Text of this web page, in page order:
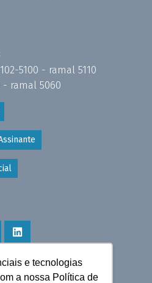
e tecnologias
a nossa Política de
5100 - ramal 5110
- ramal 5060